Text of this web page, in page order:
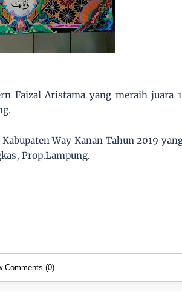
Faizal Aristama yang meraih juara
Way Kanan Tahun 2019
Prop.Lampung.
Comments (0)